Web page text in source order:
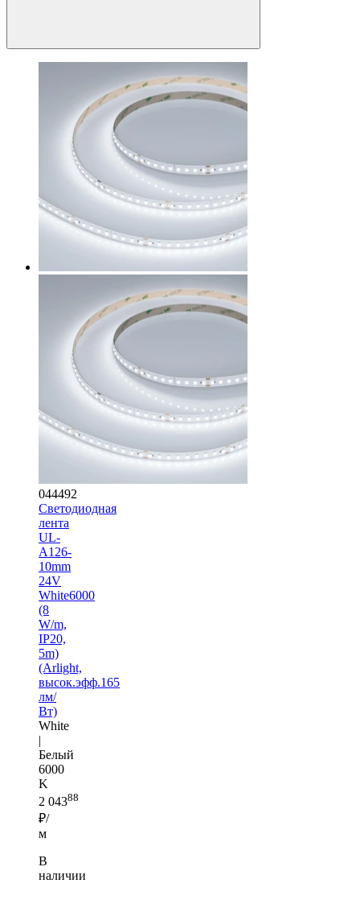
044492
Светодиодная
лента
UL-
A126-
10mm
24V
White6000
(8
W/m,
IP20,
5m)
(Arlight,
высок.эфф.165
лм/
Вт)
White
|
Белый
6000
K
2 04388
₽/
м
В
наличии